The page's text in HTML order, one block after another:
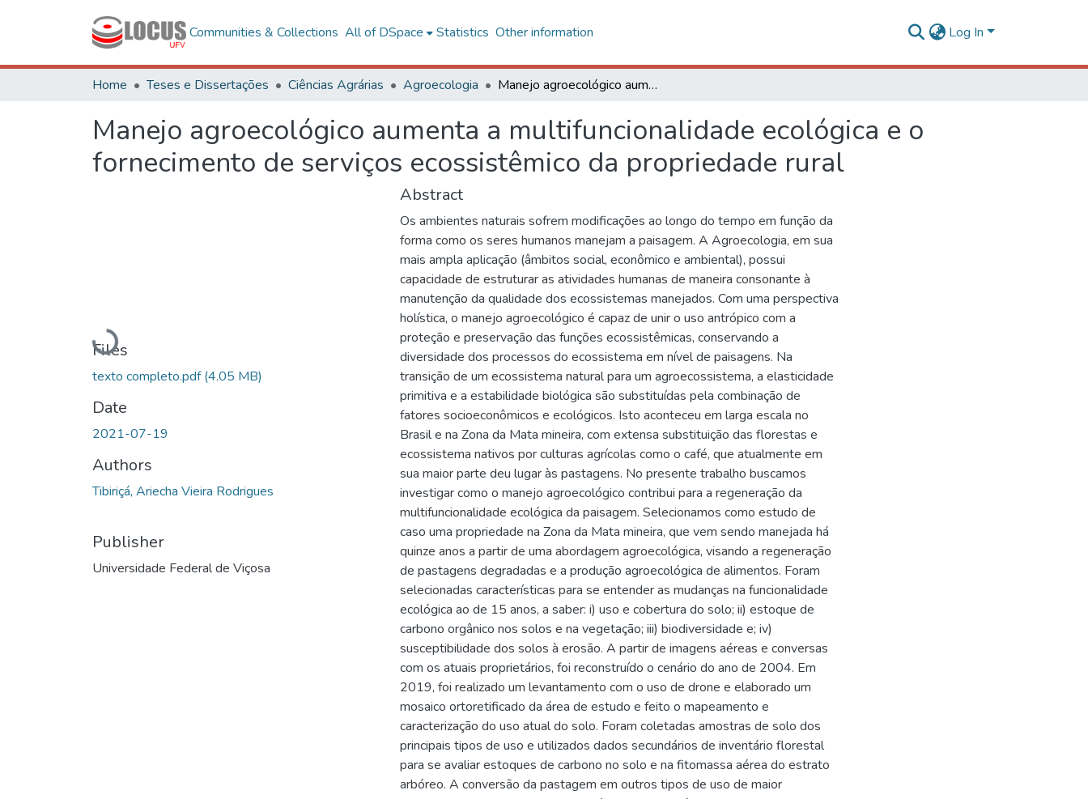
Communities & Collections All of DSpace Statistics Other information Log In
Home Teses e Dissertações Ciências Agrárias Agroecologia Manejo agroecológico aumenta a multifuncionalidade ecológica e o fornecimento de serviços ecossistêmico da propriedade rural
Manejo agroecológico aumenta a multifuncionalidade ecológica e o
fornecimento de serviços ecossistêmico da propriedade rural
Loading...
Files
texto completo.pdf(4.05 MB)
Date
2021-07-19
Authors
Tibiriçá, Ariecha Vieira Rodrigues
Publisher
Universidade Federal de Viçosa
Abstract
Os ambientes naturais sofrem modificações ao longo do tempo em função da
forma como os seres humanos manejam a paisagem. A Agroecologia, em sua
mais ampla aplicação (âmbitos social, econômico e ambiental), possui
capacidade de estruturar as atividades humanas de maneira consonante à
manutenção da qualidade dos ecossistemas manejados. Com uma perspectiva
holística, o manejo agroecológico é capaz de unir o uso antrópico com a
proteção e preservação das funções ecossistêmicas, conservando a
diversidade dos processos do ecossistema em nível de paisagens. Na
transição de um ecossistema natural para um agroecossistema, a elasticidade
primitiva e a estabilidade biológica são substituídas pela combinação de
fatores socioeconômicos e ecológicos. Isto aconteceu em larga escala no
Brasil e na Zona da Mata mineira, com extensa substituição das florestas e
ecossistema nativos por culturas agrícolas como o café, que atualmente em
sua maior parte deu lugar às pastagens. No presente trabalho buscamos
investigar como o manejo agroecológico contribui para a regeneração da
multifuncionalidade ecológica da paisagem. Selecionamos como estudo de
caso uma propriedade na Zona da Mata mineira, que vem sendo manejada há
quinze anos a partir de uma abordagem agroecológica, visando a regeneração
de pastagens degradadas e a produção agroecológica de alimentos. Foram
selecionadas características para se entender as mudanças na funcionalidade
ecológica ao de 15 anos, a saber: i) uso e cobertura do solo; ii) estoque de
carbono orgânico nos solos e na vegetação; iii) biodiversidade e; iv)
susceptibilidade dos solos à erosão. A partir de imagens aéreas e conversas
com os atuais proprietários, foi reconstruído o cenário do ano de 2004. Em
2019, foi realizado um levantamento com o uso de drone e elaborado um
mosaico ortoretificado da área de estudo e feito o mapeamento e
caracterização do uso atual do solo. Foram coletadas amostras de solo dos
principais tipos de uso e utilizados dados secundários de inventário florestal
para se avaliar estoques de carbono no solo e na fitomassa aérea do estrato
arbóreo. A conversão da pastagem em outros tipos de uso de maior